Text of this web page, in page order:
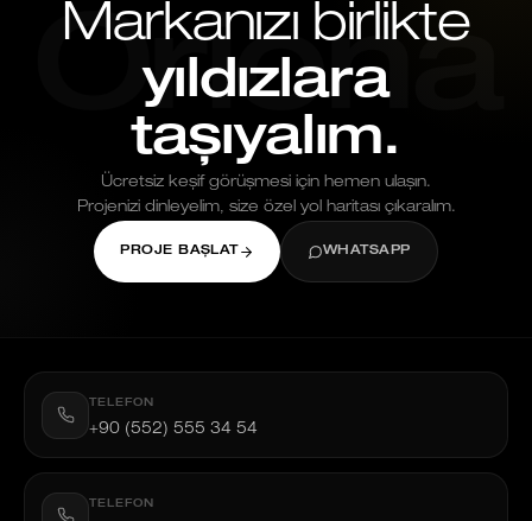
Oriona
Markanızı birlikte
yıldızlara
taşıyalım.
Ücretsiz keşif görüşmesi için hemen ulaşın.
Projenizi dinleyelim, size özel yol haritası çıkaralım.
PROJE BAŞLAT WHATSAPP
TELEFON
+90 (552) 555 34 54
TELEFON